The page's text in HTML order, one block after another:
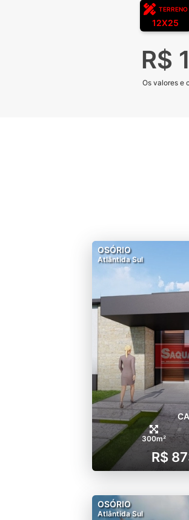
TERRENO
12X25
R$
Os valores e
OSÓRIO
Atlântida Sul
300m²
R$
OSÓRIO
Atlântida Sul